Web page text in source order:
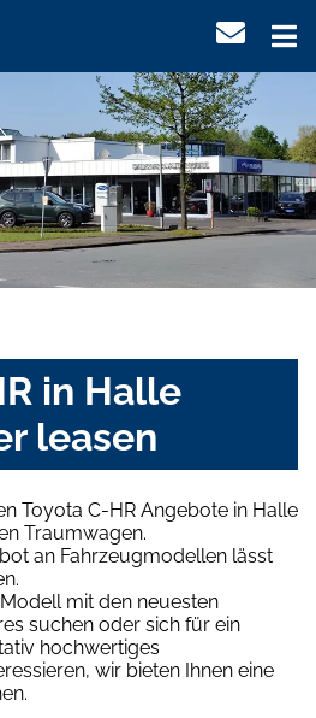
in Halle
leasen
Toyota C-HR Angebote in Halle
Traumwagen.
an Fahrzeugmodellen lässt
mit den neuesten
suchen oder sich für ein
hochwertiges
wir bieten Ihnen eine